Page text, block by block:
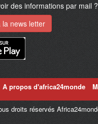
des informations par mail ?
news letter
A propos d'africa24monde
droits réservés